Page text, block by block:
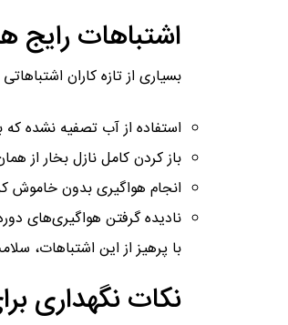
اشتباهات رایج
بسیاری از تازه‌ کاران
استفاده از آب تصفیه‌ نشده
باز کردن کامل نازل بخار
انجام هواگیری بدون
نادیده گرفتن هواگیری‌های
با پرهیز از این اشتباهات،
نکات نگهداری